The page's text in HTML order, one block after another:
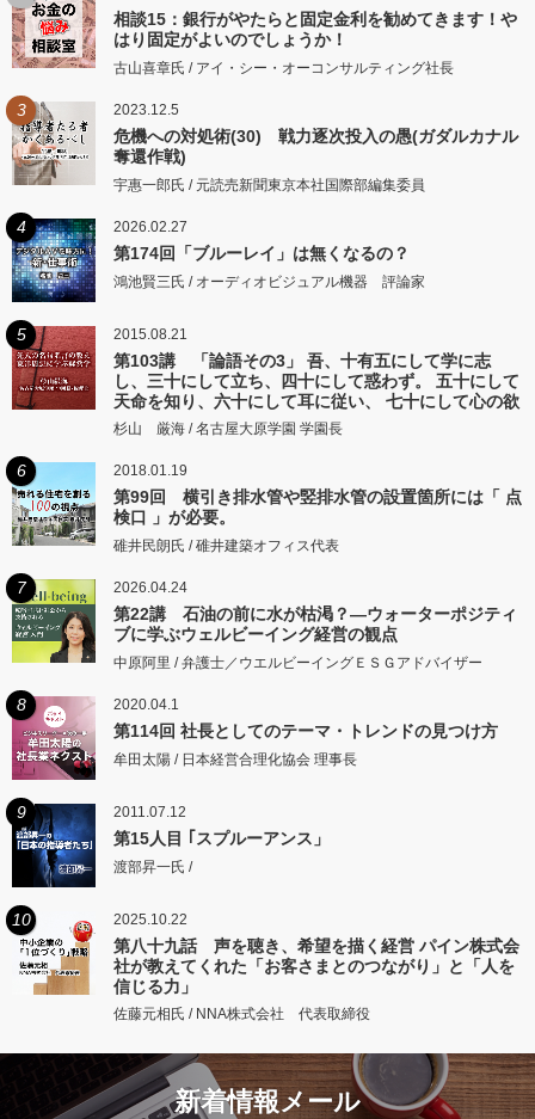
相談15：銀行がやたらと固定金利を勧めてきます！や
はり固定がよいのでしょうか！
古山喜章氏 / アイ・シー・オーコンサルティング社長
3 2023.12.5
危機への対処術(30) 戦力逐次投入の愚(ガダルカナル
奪還作戦)
宇惠一郎氏 / 元読売新聞東京本社国際部編集委員
4 2026.02.27
第174回「ブルーレイ」は無くなるの？
鴻池賢三氏 / オーディオビジュアル機器 評論家
5 2015.08.21
第103講 「論語その3」 吾、十有五にして学に志
し、三十にして立ち、四十にして惑わず。 五十にして
天命を知り、六十にして耳に従い、 七十にして心の欲
するところに従いて矩をこえず。
杉山 厳海 / 名古屋大原学園 学園長
6 2018.01.19
第99回 横引き排水管や竪排水管の設置箇所には「 点
検口 」が必要。
碓井民朗氏 / 碓井建築オフィス代表
7 2026.04.24
第22講 石油の前に水が枯渇？―ウォーターポジティ
ブに学ぶウェルビーイング経営の観点
中原阿里 / 弁護士／ウエルビーイングＥＳＧアドバイザー
8 2020.04.1
第114回 社長としてのテーマ・トレンドの見つけ方
牟田太陽 / 日本経営合理化協会 理事長
9 2011.07.12
第15人目 ｢スプルーアンス」
渡部昇一氏 /
10 2025.10.22
第八十九話 声を聴き、希望を描く経営 パイン株式会
社が教えてくれた「お客さまとのつながり」と「人を
信じる力」
佐藤元相氏 / NNA株式会社 代表取締役
新着情報メール